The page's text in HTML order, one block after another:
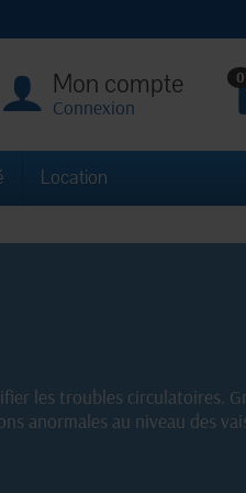
Mon compte
Connexion
0
Location
les troubles circulatoires.
anormales au niveau des